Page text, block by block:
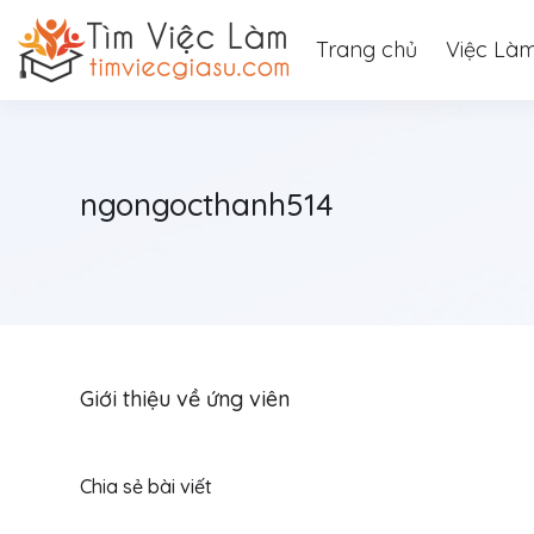
Trang chủ Việc
ngongocthanh514
Giới thiệu về ứng viên
Chia sẻ bài viết